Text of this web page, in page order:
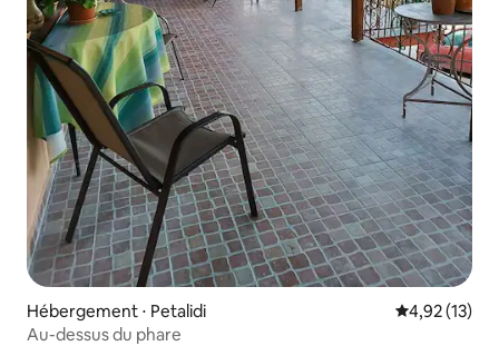
Hébergement ⋅ Petalidi Évaluation
4,92 (13)
Au-dessus du phare